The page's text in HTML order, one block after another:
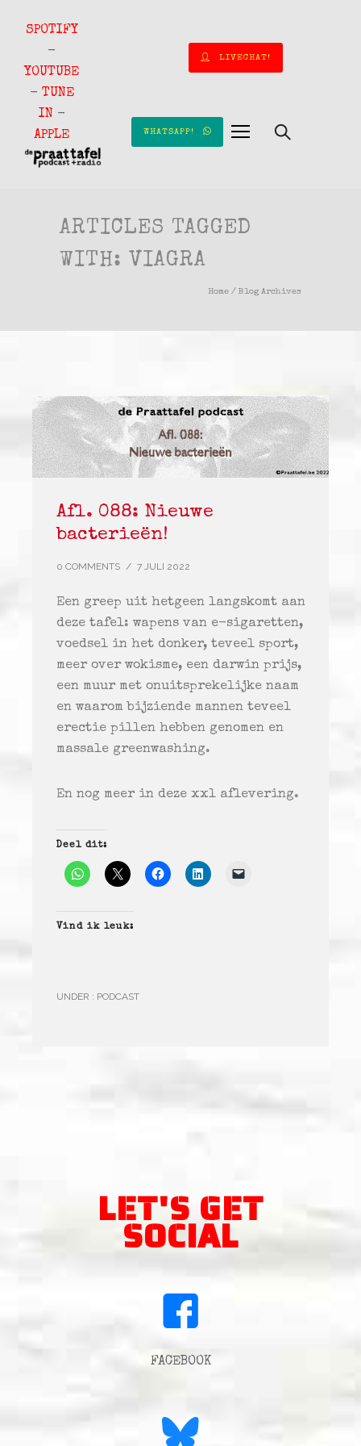
SPOTIFY
-
YOUTUBE
- TUNE
IN -
APPLE
LIVECHAT!
WHATSAPP!
ARTICLES TAGGED
WITH: VIAGRA
Home / Blog Archives
Afl. 088: Nieuwe
bacterieën!
0 COMMENTS / 7 JULI 2022
Een greep uit hetgeen langskomt aan
deze tafel: wapens van e-sigaretten,
voedsel in het donker, teveel sport,
meer over wokisme, een darwin prijs,
een muur met onuitsprekelijke naam
en waarom bijziende mannen teveel
erectie pillen hebben genomen en
massale greenwashing.
En nog meer in deze xxl aflevering.
Deel dit:
Vind ik leuk:
UNDER : PODCAST
LET'S GET
SOCIAL
FACEBOOK